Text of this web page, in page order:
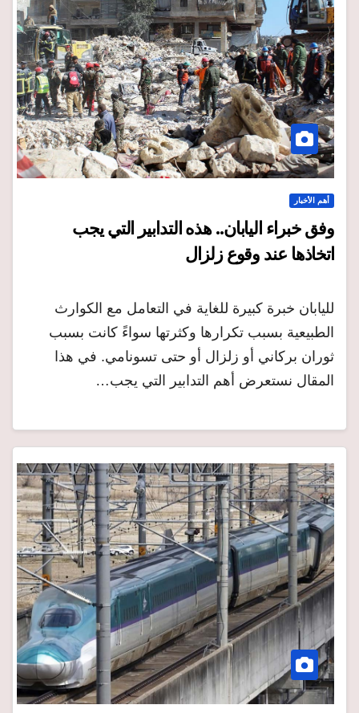
أهم الأخبار
وفق خبراء اليابان.. هذه التدابير التي يجب
اتخاذها عند وقوع زلزال
لليابان خبرة كبيرة للغاية في التعامل مع الكوارث
الطبيعية بسبب تكرارها وكثرتها سواءً كانت بسبب
ثوران بركاني أو زلزال أو حتى تسونامي. في هذا
المقال نستعرض أهم التدابير التي يجب…